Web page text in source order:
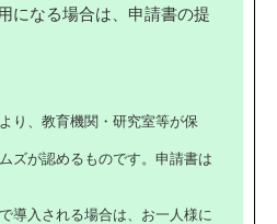
になる場合は、申請書の提
り、教育機関・研究室等が保
ズが認めるものです。申請書は
導入される場合は、お一人様に